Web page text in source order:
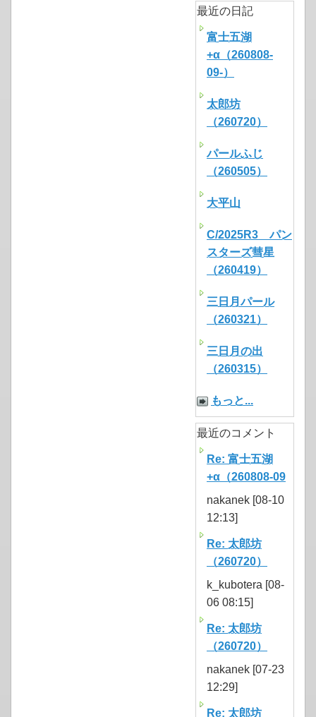
最近の日記
富士五湖
+α（260808-
09-）
太郎坊
（260720）
パールふじ
（260505）
大平山
C/2025R3 パン
スターズ彗星
（260419）
三日月パール
（260321）
三日月の出
（260315）
もっと...
最近のコメント
Re: 富士五湖
+α（260808-09
nakanek [08-10
12:13]
Re: 太郎坊
（260720）
k_kubotera [08-
06 08:15]
Re: 太郎坊
（260720）
nakanek [07-23
12:29]
Re: 太郎坊